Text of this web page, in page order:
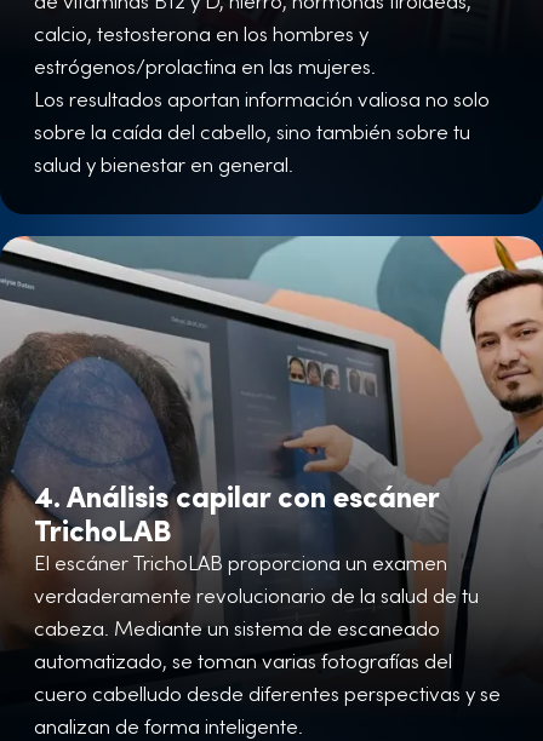
calcio, testosterona en los hombres y
estrógenos/prolactina en las mujeres.
Los resultados aportan información valiosa no solo
sobre la caída del cabello, sino también sobre tu
salud y bienestar en general.
4. Análisis capilar con escáner
TrichoLAB
El escáner TrichoLAB proporciona un examen
verdaderamente revolucionario de la salud de tu
cabeza. Mediante un sistema de escaneado
automatizado, se toman varias fotografías del
cuero cabelludo desde diferentes perspectivas y se
analizan de forma inteligente.